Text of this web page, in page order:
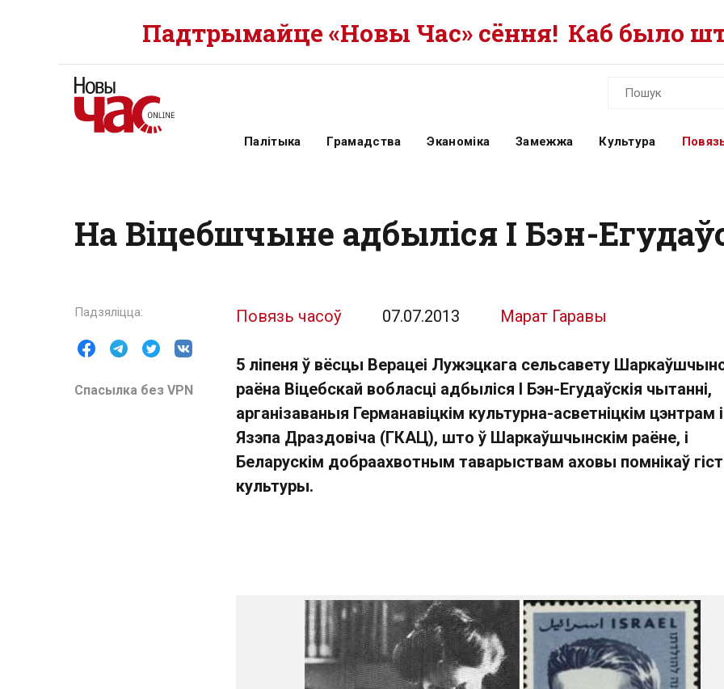
Падтрымайце «Новы Час» сёння! Каб было
Палітыка Грамадства Эканоміка Замежжа Культура
На Віцебшчыне адбыліся I Бэн-
Спасылка без VPN
Повязь часоў 07.07.2013 Марат Гаравы
5 ліпеня ў вёсцы Верацеі Лужэцкага сельсавету
раёна Віцебскай вобласці адбыліся I Бэн-Егудаўскія чытанні,
арганізаваныя Германавіцкім культурна-асветніцкім цэнтрам
Язэпа Драздовіча (ГКАЦ), што ў Шаркаўшчынскім раёне, і
Беларускім добраахвотным таварыствам аховы помнікаў
культуры.